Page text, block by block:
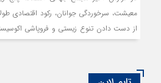
معیشت، سرخوردگی جوانان، رکود اقتصادی
از دست دادن تنوع زیستی و فروپاشی